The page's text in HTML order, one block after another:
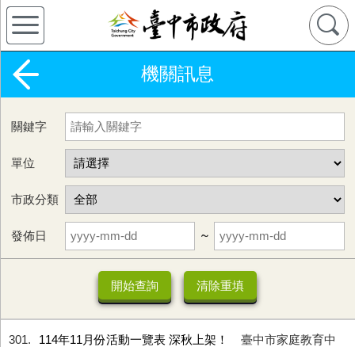
機關訊息
關鍵字
單位
市政分類
發佈日 ~
301 114年11月份活動一覽表 深秋上架！
臺中市家庭教育中